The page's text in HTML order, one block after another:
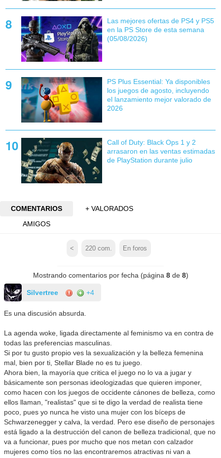
Las mejores ofertas de PS4 y PS5
en la PS Store de esta semana
(05/08/2026)
PS Plus Essential: Ya disponibles
los juegos de agosto, incluyendo
el lanzamiento mejor valorado de
2026
Call of Duty: Black Ops 1 y 2
arrasaron en las ventas estimadas
de PlayStation durante julio
COMENTARIOS
+ VALORADOS
AMIGOS
< 220com. En foros
Mostrando comentarios por fecha (página 8de 8)
Silvertree +4
Es una discusión absurda.
La agenda woke, ligada directamente al feminismo va en contra de
todas las preferencias masculinas.
Si por tu gusto propio ves la sexualización y la belleza femenina
mal, bien por ti, Stellar Blade no es tu juego.
Ahora bien, la mayoría que critica el juego no lo va a jugar y
básicamente son personas ideologizadas que quieren imponer,
como hacen con los juegos de occidente cánones de belleza, como
ellos llaman, "realistas" que si te digo la verdad de realista tiene
poco, pues yo nunca he visto una mujer con los bíceps de
Schwarzenegger y calva, la verdad. Pero ese diseño de personajes
está ligado a la destrucción del canon de belleza tradicional, que no
va a funcionar, pues por mucho que nos metan con calzador
mujeres como tíos no las encontraremos atractivas ni van a